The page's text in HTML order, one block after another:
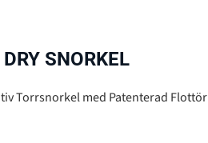
SNORKEL
Torrsnorkel med Patenterad Flottör